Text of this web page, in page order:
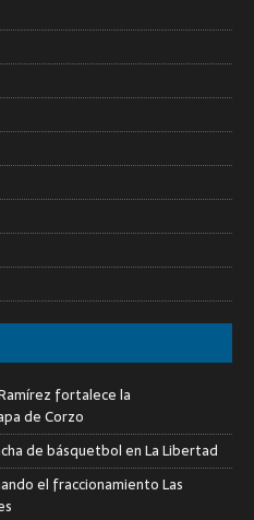
fortalece la
de Corzo
de básquetbol en La Libertad
el fraccionamiento Las